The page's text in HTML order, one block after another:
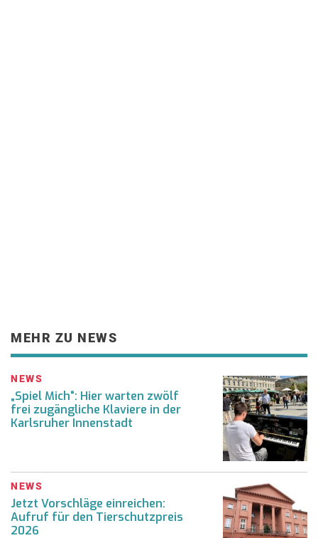
MEHR ZU NEWS
NEWS
„Spiel Mich“: Hier warten zwölf
frei zugängliche Klaviere in der
Karlsruher Innenstadt
NEWS
Jetzt Vorschläge einreichen:
Aufruf für den Tierschutzpreis
2026